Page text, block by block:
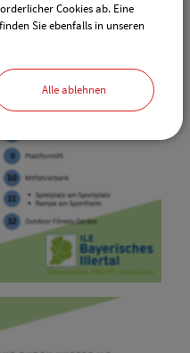
Cookies ab. Eine
Sie ebenfalls in unseren
Alle ablehnen